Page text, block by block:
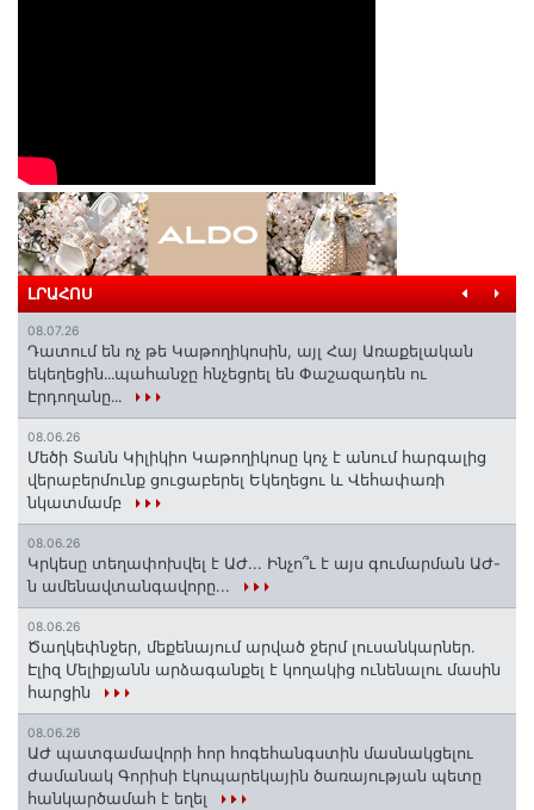
ԼՐԱՀՈՍ
08.07.26
Դատում են ոչ թե Կաթողիկոսին, այլ Հայ Առաքելական
եկեղեցին․․․պահանջը հնչեցրել են Փաշազադեն ու
Էրդողանը․․․
08.06.26
Մեծի Տանն Կիլիկիո Կաթողիկոսը կոչ է անում հարգալից
վերաբերմունք ցուցաբերել Եկեղեցու և Վեհափառի
նկատմամբ
08.06.26
Կրկեսը տեղափոխվել է ԱԺ... Ինչո՞ւ է այս գումարման ԱԺ-
ն ամենավտանգավորը...
08.06.26
Ծաղկեփնջեր, մեքենայում արված ջերմ լուսանկարներ.
Էլիզ Մելիքյանն արձագանքել է կողակից ունենալու մասին
հարցին
08.06.26
ԱԺ պատգամավորի հոր հոգեհանգստին մասնակցելու
ժամանակ Գորիսի էկոպարեկային ծառայության պետը
հանկարծամահ է եղել